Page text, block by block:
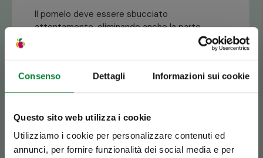
Consenso Dettagli Informazioni sui cookie
Questo sito web utilizza i cookie
Utilizziamo i cookie per personalizzare contenuti ed
annunci, per fornire funzionalità dei social media e per
Il pomelo deve essere sbucciato
attentamente, eliminando anche la parte
bianca (albedo). Per fare questa operazione più
facilmente, basta togliere la buccia e mettere
bianche si contraggono e possono essere
rimosse più velocemente.Una volta sbucciato,
aggiunto a macedonie e insalate o utilizzato
per preparare freschissimi sorbetti.